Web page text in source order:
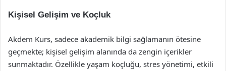
Kişisel Gelişim ve Koçluk
Akdem Kurs, sadece akademik bilgi sağlamanın ötesine
geçmekte; kişisel gelişim alanında da zengin içerikler
sunmaktadır. Özellikle yaşam koçluğu, stres yönetimi, etkili